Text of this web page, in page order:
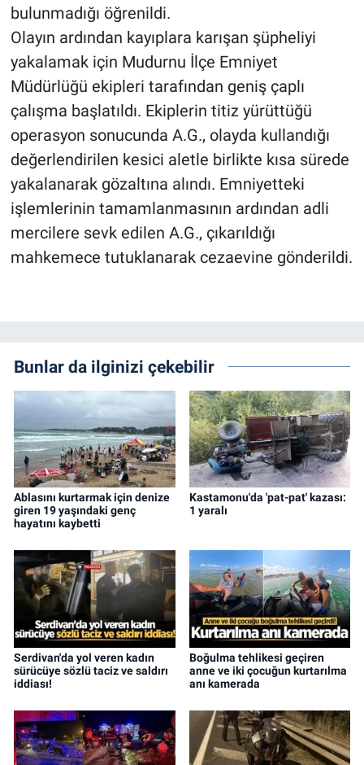
bulunmadığı öğrenildi.
Olayın ardından kayıplara karışan şüpheliyi
yakalamak için Mudurnu İlçe Emniyet
Müdürlüğü ekipleri tarafından geniş çaplı
çalışma başlatıldı. Ekiplerin titiz yürüttüğü
operasyon sonucunda A.G., olayda kullandığı
değerlendirilen kesici aletle birlikte kısa sürede
yakalanarak gözaltına alındı. Emniyetteki
işlemlerinin tamamlanmasının ardından adli
mercilere sevk edilen A.G., çıkarıldığı
mahkemece tutuklanarak cezaevine gönderildi.
Bunlar da ilginizi çekebilir
Ablasını kurtarmak için denize
giren 19 yaşındaki genç
hayatını kaybetti
Kastamonu'da 'pat-pat' kazası:
1 yaralı
Serdivan'da yol veren kadın
sürücüye sözlü taciz ve saldırı
iddiası!
Boğulma tehlikesi geçiren
anne ve iki çocuğun kurtarılma
anı kamerada